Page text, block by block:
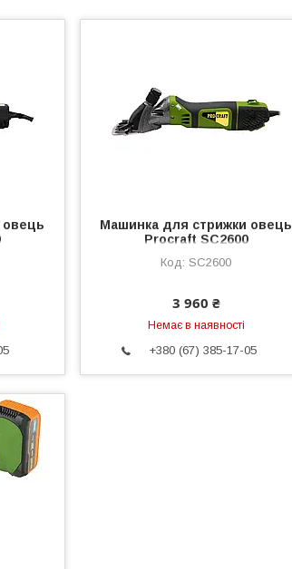
овець
Машинка для стрижки овець
Procraft SC2600
SC2600
3 960 ₴
Немає в наявності
+380 (67) 385-17-05